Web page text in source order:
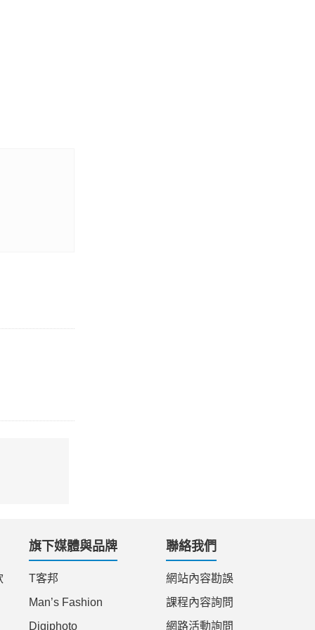
旗下媒體與品牌
T客邦
Man’s Fashion
Digiphoto
聯絡我們
網站內容勘誤
課程內容詢問
網路活動詢問